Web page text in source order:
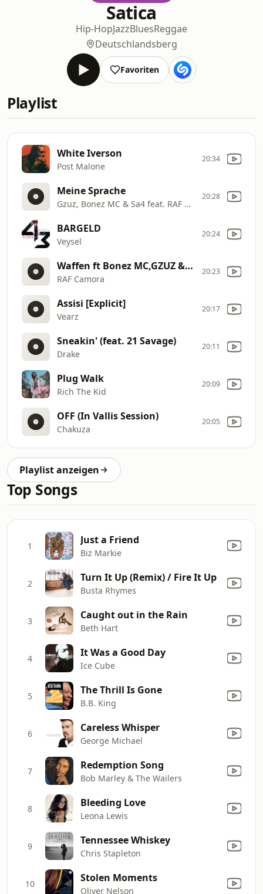
Satica
Hip-HopJazzBluesReggae
Deutschlandsberg
Favoriten
Playlist
White Iverson
Post Malone
20:34
Meine Sprache
Gzuz, Bonez MC & Sa4 feat. RAF Camora
20:28
BARGELD
Veysel
20:24
Waffen ft Bonez MC,GZUZ & Ufo361
RAF Camora
20:23
Assisi [Explicit]
Vearz
20:17
Sneakin' (feat. 21 Savage)
Drake
20:11
Plug Walk
Rich The Kid
20:09
OFF (In Vallis Session)
Chakuza
20:05
Playlist anzeigen
Top Songs
1 Just a Friend
Biz Markie
2 Turn It Up (Remix) / Fire It Up
Busta Rhymes
3 Caught out in the Rain
Beth Hart
4 It Was a Good Day
Ice Cube
5 The Thrill Is Gone
B.B. King
6 Careless Whisper
George Michael
7 Redemption Song
Bob Marley & The Wailers
8 Bleeding Love
Leona Lewis
9 Tennessee Whiskey
Chris Stapleton
10 Stolen Moments
Oliver Nelson